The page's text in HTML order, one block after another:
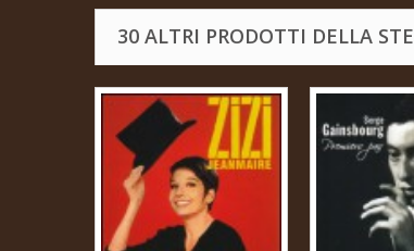
30 ALTRI PRODOTTI DELLA